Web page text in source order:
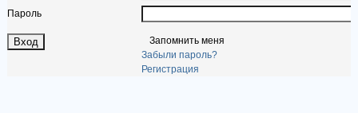
Пароль
Запомнить меня
Забыли пароль?
Регистрация